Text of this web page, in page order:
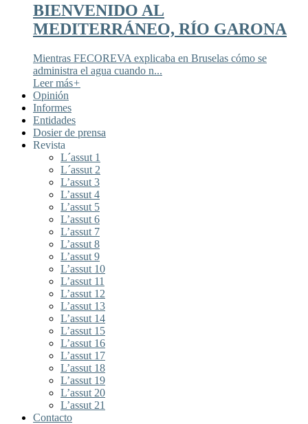
BIENVENIDO AL
MEDITERRÁNEO, RÍO GARONA
Mientras FECOREVA explicaba en Bruselas cómo se
administra el agua cuando n...
Leer más+
Opinión
Informes
Entidades
Dosier de prensa
Revista
L´assut 1
L´assut 2
L’assut 3
L’assut 4
L’assut 5
L’assut 6
L’assut 7
L’assut 8
L’assut 9
L’assut 10
L’assut 11
L’assut 12
L’assut 13
L’assut 14
L’assut 15
L’assut 16
L’assut 17
L’assut 18
L’assut 19
L’assut 20
L’assut 21
Contacto